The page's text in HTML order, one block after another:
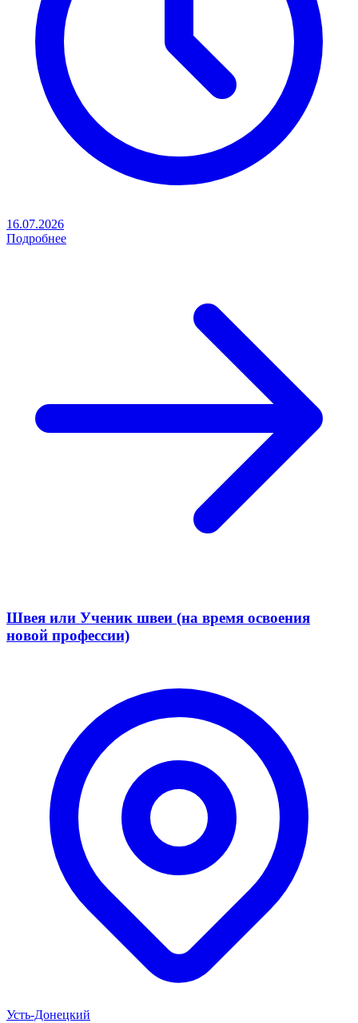
16.07.2026
Подробнее
Швея или Ученик швеи (на время освоения
новой профессии)
Усть-Донецкий